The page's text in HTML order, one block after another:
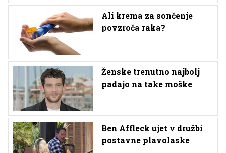
Ali krema za sončenje
povzroča raka?
Ženske trenutno najbolj
padajo na take moške
Ben Affleck ujet v družbi
postavne plavolaske